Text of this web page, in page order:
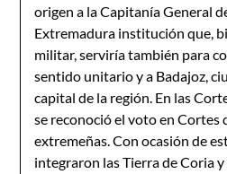
origen a la Capitanía General
Extremadura institución que,
militar, serviría también para
sentido unitario y a Badajoz,
capital de la región. En las
se reconoció el voto en Cortes
extremeñas. Con ocasión de
integraron las Tierra de Coria